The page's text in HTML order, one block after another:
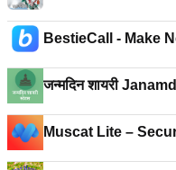
BestieCall - Make
जन्मदिन शायरी
Muscat Lite –